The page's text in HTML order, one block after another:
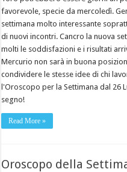
favorevole, specie da mercoledì.
settimana molto interessante
di nuovi incontri. Cancro la nuova
molti le soddisfazioni e i risultati
Mercurio non sarà in buona
condividere le stesse idee di chi
l'Oroscopo per la Settimana dal 26
segno!
Read More »
Oroscopo della